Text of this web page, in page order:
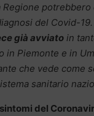
del Covid-19.
già avviato in
in Piemonte e in
che vede come
sanitario
del